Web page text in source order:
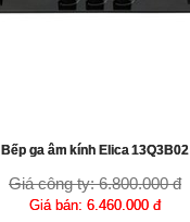
Bếp ga âm kính Elica 13Q3B02
Giá công ty:6.800.000 đ
Giá bán: 6.460.000 đ